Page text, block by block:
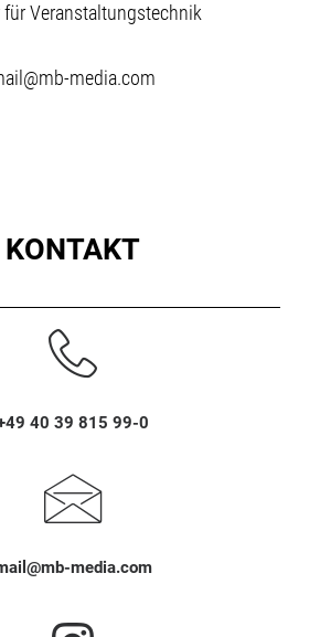
für Veranstaltungstechnik
media.com
KONTAKT
40 39 815 99-0
media.com